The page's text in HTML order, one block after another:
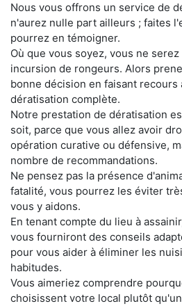
Nous vous offrons un service de
n'aurez nulle part ailleurs ; faites
pourrez en témoigner.
Où que vous soyez, vous ne
incursion de rongeurs. Alors
bonne décision en faisant
dératisation complète.
Notre prestation de dératisation
soit, parce que vous allez avoir
opération curative ou défensive,
nombre de recommandations.
Ne pensez pas la présence
fatalité, vous pourrez les éviter
vous y aidons.
En tenant compte du lieu à
vous fourniront des conseils
pour vous aider à éliminer les
habitudes.
Vous aimeriez comprendre
choisissent votre local plutôt